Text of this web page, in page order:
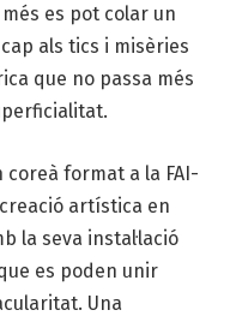
es pot colar un
als tics i misèries
que no passa més
coreà format a la FAI-
artística en
la seva instal·lació
que es poden unir
Una